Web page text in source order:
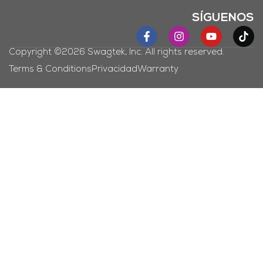
SÍGUENOS
Copyright ©2026 Swagtek, Inc. All rights reserved.
Terms & ConditionsPrivacidadWarranty